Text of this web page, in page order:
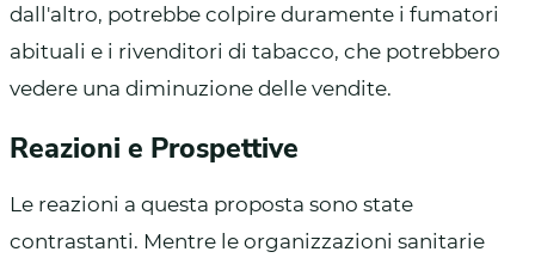
dall'altro, potrebbe colpire duramente i fumatori
abituali e i rivenditori di tabacco, che potrebbero
vedere una diminuzione delle vendite.
Reazioni e Prospettive
Le reazioni a questa proposta sono state
contrastanti. Mentre le organizzazioni sanitarie